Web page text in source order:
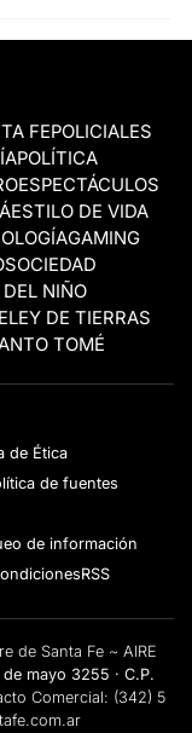
FEPOLICIALES
POLÍTICA
ESPECTÁCULOS
ESTILO DE VIDA
GAMING
SOCIEDAD
NIÑO
LEY DE TIERRAS
TOMÉ
de Ética
de fuentes
de información
RSS
de Santa Fe ~ AIRE
mayo 3255 · C.P.
Comercial: (342) 5